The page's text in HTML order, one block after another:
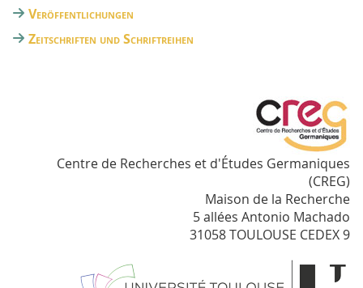
Veröffentlichungen
Zeitschriften und Schriftreihen
Centre de Recherches et d'Études Germaniques
(CREG)
Maison de la Recherche
5 allées Antonio Machado
31058 TOULOUSE CEDEX 9